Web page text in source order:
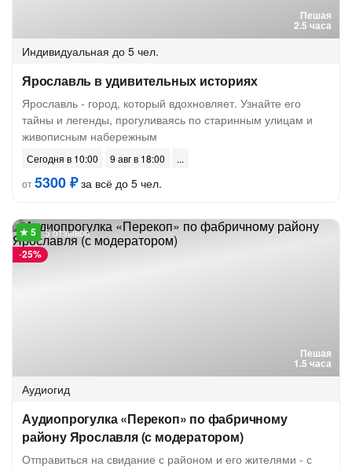
Пешая
2.5 часа
Индивидуальная до 5 чел.
Ярославль в удивительных историях
Ярославль - город, который вдохновляет. Узнайте его
тайны и легенды, прогуливаясь по старинным улицам и
живописным набережным
Сегодня в 10:00
9 авг в 18:00
от5300 ₽за всё до 5 чел.
Пешая
1.5 часа
-25%
5 отзывов
Аудиогид
Аудиопрогулка «Перекоп» по фабричному
району Ярославля (с модератором)
Отправиться на свидание с районом и его жителями - с